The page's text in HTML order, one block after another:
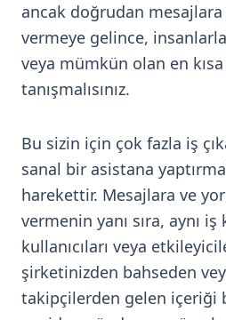
ancak doğrudan
vermeye gelince,
veya mümkün olan en
tanışmalısınız.
Bu sizin için çok fazla iş
sanal bir asistana
harekettir. Mesajlara ve
vermenin yanı sıra, aynı
kullanıcıları veya
şirketinizden bahseden
takipçilerden gelen içeriği